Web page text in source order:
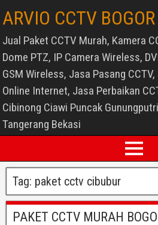
ARVIO CCTV BOGOR
Jual Paket CCTV Murah, Kamera
Dome PTZ, IP Camera Wireless,
GSM Wireless, Jasa Pasang
Online Internet, Jasa Perbaikan
Cibinong Ciawi Puncak
Tangerang Bekasi
Tag: paket cctv cibubur
PAKET CCTV MURAH